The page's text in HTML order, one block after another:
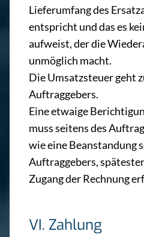
Lieferumfang des
entspricht und das es
aufweist, der die
unmöglich macht.
Die Umsatzsteuer geht
Auftraggebers.
Eine etwaige
muss seitens des
wie eine Beanstandung
Auftraggebers,
Zugang der Rechnung
VI. Zahlung